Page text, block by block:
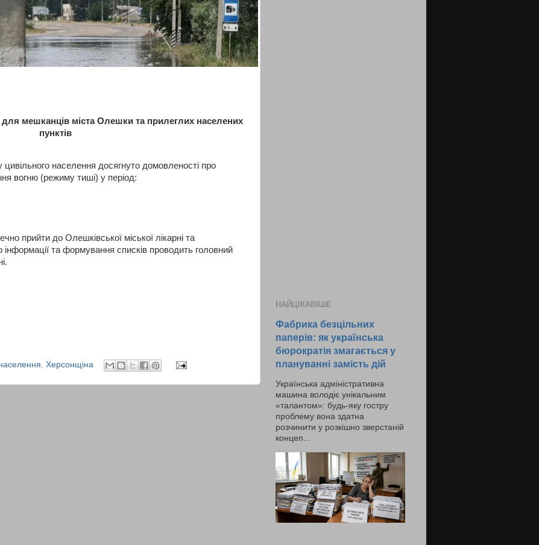
мешканців міста Олешки та прилеглих населених
пунктів
цивільного населення досягнуто домовленості про
вогню (режиму тиші) у період:
прийти до Олешківської міської лікарні та
інформації та формування списків проводить головний
, Херсонщіна
НАЙЦІКАВІШЕ
Фабрика безцільних
паперів: як українська
бюрократія змагається у
плануванні замість дій
Українська адміністративна
машина володіє унікальним
«талантом»: будь-яку гостру
проблему вона здатна
розчинити у розкішно зверстаній
концеп...